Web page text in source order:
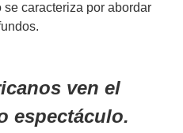
caracteriza por abordar
ven el
espectáculo.